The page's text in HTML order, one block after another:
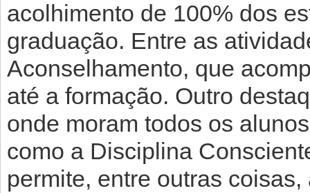
acolhimento de 100% dos
graduação. Entre as
Aconselhamento, que
até a formação. Outro
onde moram todos os
como a Disciplina
permite, entre outras